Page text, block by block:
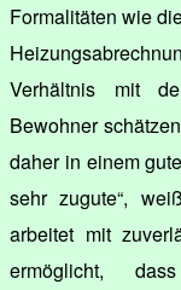
Formalitäten wie
Verhältnis mit
Bewohner
daher in einem
sehr zugute“,
arbeitet mit
ermöglicht,